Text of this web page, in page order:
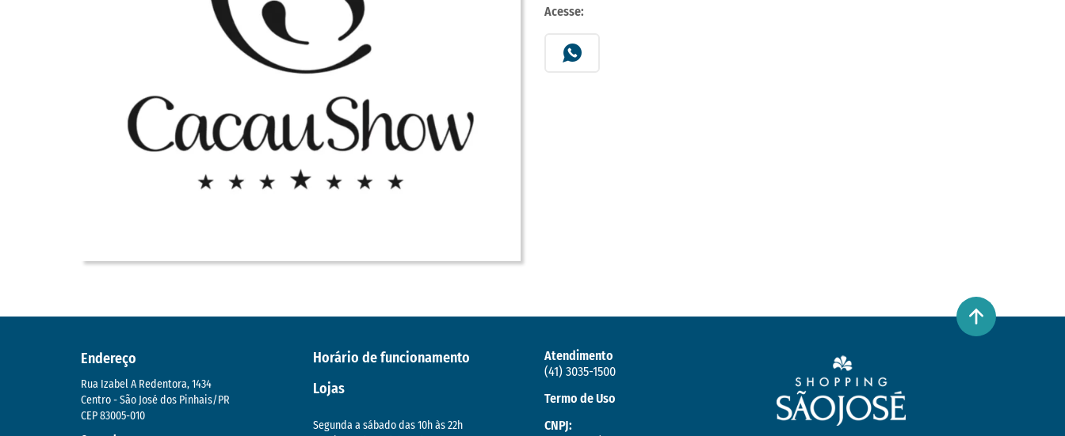
Acesse:
Endereço
Rua Izabel A Redentora, 1434
Centro - São José dos Pinhais/PR
CEP 83005-010
Horário de funcionamento
Lojas
Segunda a sábado das 10h às 22h
Atendimento
(41) 3035-1500
Termo de Uso
CNPJ: